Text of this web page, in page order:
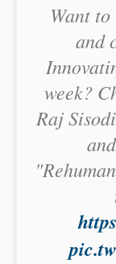
Want
and
week?
Raj